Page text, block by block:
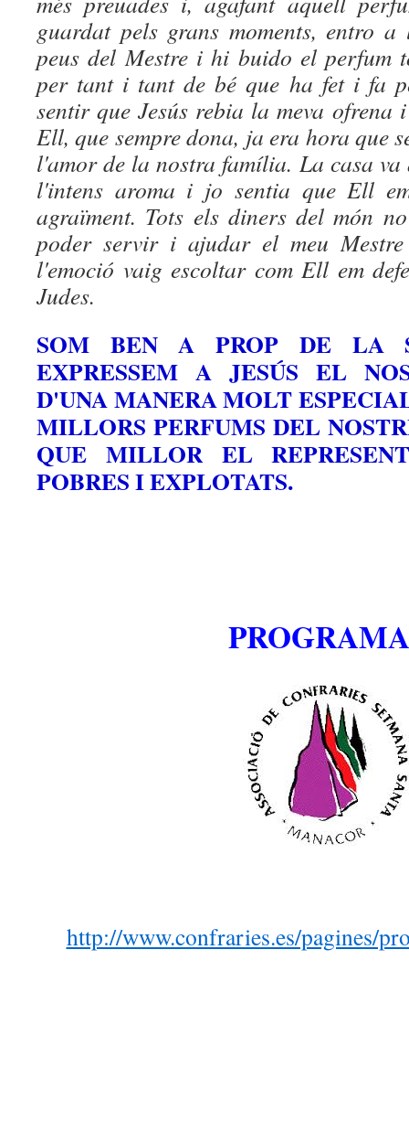
guardat pels grans moments, entro
peus del Mestre i hi buido el perfum
per tant i tant de bé que ha fet i fa
sentir que Jesús rebia la meva ofrena
Ell, que sempre dona, ja era hora que
l'amor de la nostra família. La casa
l'intens aroma i jo sentia que Ell
agraïment. Tots els diners del món
poder servir i ajudar el meu
l'emoció vaig escoltar com Ell em
Judes.
SOM BEN A PROP DE LA
EXPRESSEM A JESÚS EL
D'UNA MANERA MOLT
MILLORS PERFUMS DEL
QUE MILLOR EL
POBRES I EXPLOTATS.
http://www.confraries.es/pagines/